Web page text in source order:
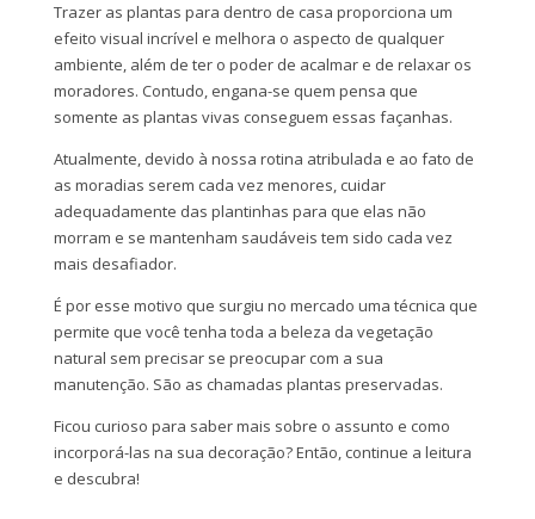
Trazer as plantas para dentro de casa proporciona um
efeito visual incrível e melhora o aspecto de qualquer
ambiente, além de ter o poder de acalmar e de relaxar os
moradores. Contudo, engana-se quem pensa que
somente as plantas vivas conseguem essas façanhas.
Atualmente, devido à nossa rotina atribulada e ao fato de
as moradias serem cada vez menores, cuidar
adequadamente das plantinhas para que elas não
morram e se mantenham saudáveis tem sido cada vez
mais desafiador.
É por esse motivo que surgiu no mercado uma técnica que
permite que você tenha toda a beleza da vegetação
natural sem precisar se preocupar com a sua
manutenção. São as chamadas plantas preservadas.
Ficou curioso para saber mais sobre o assunto e como
incorporá-las na sua decoração? Então, continue a leitura
e descubra!